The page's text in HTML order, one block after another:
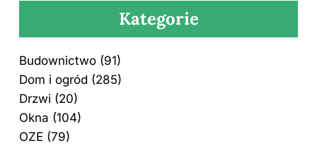
Kategorie
Budownictwo (91)
Dom i ogród (285)
Drzwi (20)
Okna (104)
OZE (79)